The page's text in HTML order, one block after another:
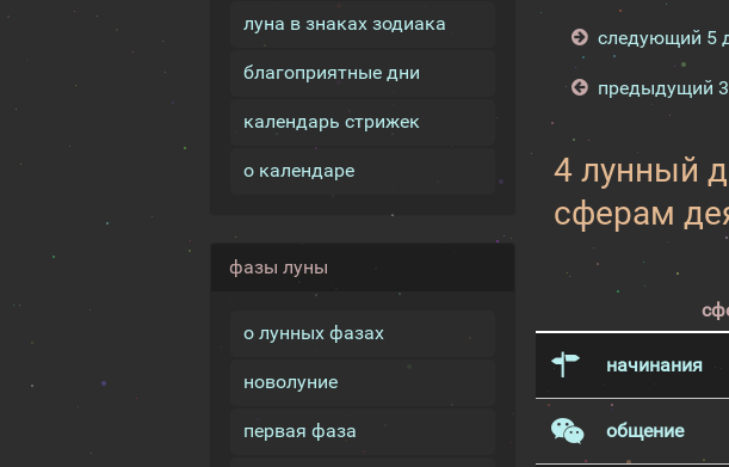
луна в знаках зодиака
благоприятные дни
календарь стрижек
о календаре
фазы луны
о лунных фазах
новолуние
первая фаза
следующий 5
предыдущий
4 лунный
сферам
начинания
общение